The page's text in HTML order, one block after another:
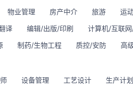
物业管理 房产中介 旅游 运
译 编辑/出版/印刷 计算机/互联
制药/生物工程 质控/安防 高
设备管理 工艺设计 生产计划